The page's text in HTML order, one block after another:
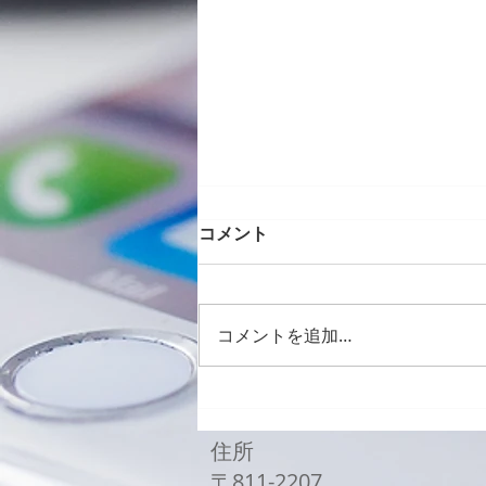
交換修理
コメント
コメントを追加…
住所